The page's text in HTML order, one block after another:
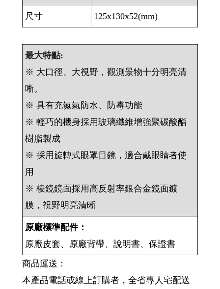
尺寸 125x130x52(mm)
最大特點:
※ 大口徑、大視野，觀測景物十分明亮清
晰。
※ 具有充氮氣防水、防霉功能
※ 輕巧的機身採用玻璃纖維增強聚碳酸酯
樹脂製成
※ 採用旋轉式眼罩目鏡，適合戴眼睛者使
用
※ 棱鏡鏡面採用高反射率銀合金鏡面鍍
膜，視野明亮清晰
原廠標準配件：
原廠皮套、原廠背帶、說明書、保證書
商品運送：
本產品電話或線上訂購者，全省專人宅配送